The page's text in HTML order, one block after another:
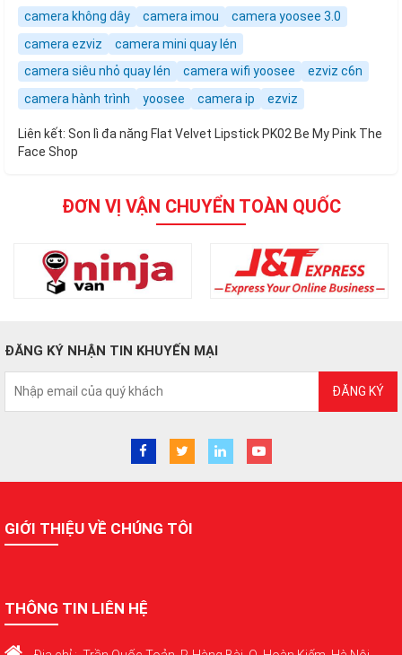
camera không dây
camera imou
camera yoosee 3.0
camera ezviz
camera mini quay lén
camera siêu nhỏ quay lén
camera wifi yoosee
ezviz c6n
camera hành trình
yoosee camera ip ezviz
Liên kết: Son lì đa năng Flat Velvet Lipstick PK02 Be My Pink The
Face Shop
ĐƠN VỊ VẬN CHUYỂN TOÀN QUỐC
ĐĂNG KÝ NHẬN TIN KHUYẾN MẠI
ĐĂNG KÝ
GIỚI THIỆU VỀ CHÚNG TÔI
THÔNG TIN LIÊN HỆ